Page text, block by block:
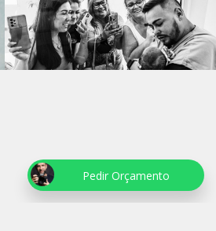
Pedir Orçamento